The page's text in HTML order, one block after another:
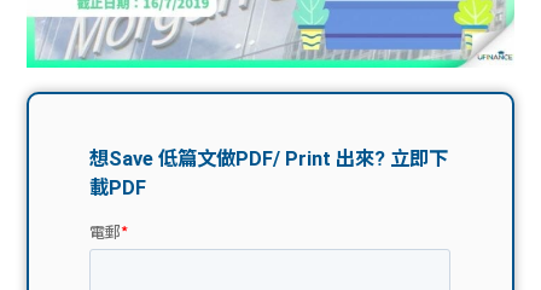
計算
機
分享
大專
生筍
搵工
問題
學生
nce
我們